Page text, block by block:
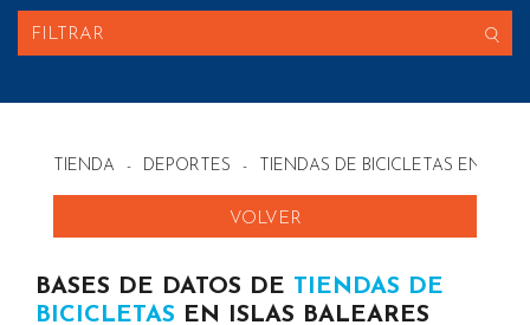
FILTRAR
TIENDA - DEPORTES - TIENDAS DE BICICLETAS EN
VOLVER
BASES DE DATOS DE TIENDAS DE
BICICLETAS EN ISLAS BALEARES